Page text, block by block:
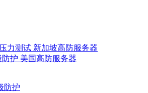
力测试 新加坡高防服务器
防护 美国高防服务器
防护